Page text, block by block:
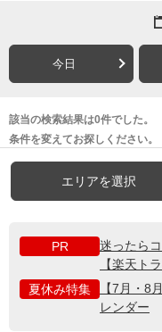
今日
該当の検索結果は0件でした。
条件を変えてお探しください。
エリアを選択
PR
迷ったら
【楽天ト
夏休み特集
【7月・8
レンダー